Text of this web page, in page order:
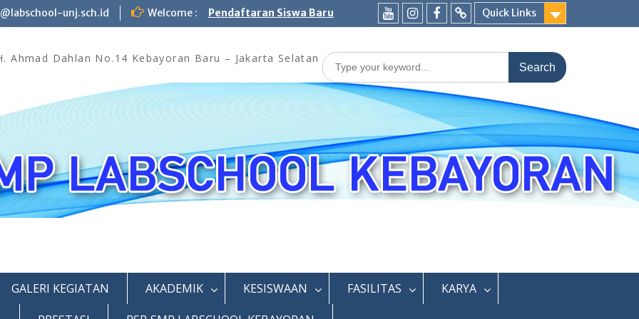
unj.sch.id Welcome : Pendaftaran Siswa Baru
Quick Links
YoutubeInstagram
Fb
Whatsapp
Ahmad Dahlan No.14 Kebayoran Baru – Jakarta Selatan Search
for:
GALERI KEGIATAN AKADEMIK KESISWAAN FASILITAS
KARYA